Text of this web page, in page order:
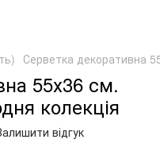
Серветка декоративна
55х36 см.
колекція
відгук